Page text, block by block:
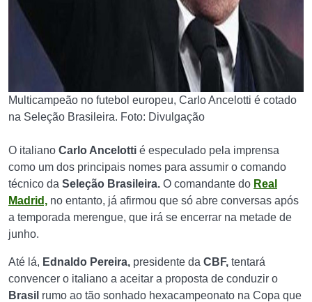
Multicampeão no futebol europeu, Carlo Ancelotti é cotado
na Seleção Brasileira. Foto: Divulgação
O italiano Carlo Ancelotti é especulado pela imprensa
como um dos principais nomes para assumir o comando
técnico da Seleção Brasileira. O comandante do Real
Madrid, no entanto, já afirmou que só abre conversas após
a temporada merengue, que irá se encerrar na metade de
junho.
Até lá, Ednaldo Pereira, presidente da CBF, tentará
convencer o italiano a aceitar a proposta de conduzir o
Brasil rumo ao tão sonhado hexacampeonato na Copa que